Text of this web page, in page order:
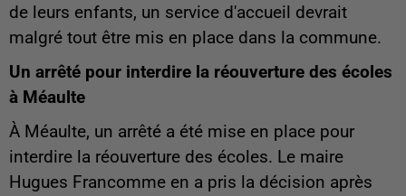
de leurs enfants, un service d'accueil devrait
malgré tout être mis en place dans la commune.
Un arrêté pour interdire la réouverture des écoles
à Méaulte
À Méaulte, un arrêté a été mise en place pour
interdire la réouverture des écoles. Le maire
Hugues Francomme en a pris la décision après